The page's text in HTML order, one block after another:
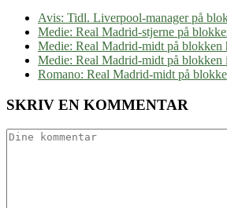
Avis: Tidl. Liverpool-manager på
Medie: Real Madrid-stjerne på
Medie: Real Madrid-midt på blokken
Medie: Real Madrid-midt på blokken
Romano: Real Madrid-midt på
SKRIV EN KOMMENTAR